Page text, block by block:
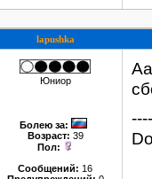
lapushka
Юниор
Болею за:
Возраст: 39
Пол:
Сообщений: 16